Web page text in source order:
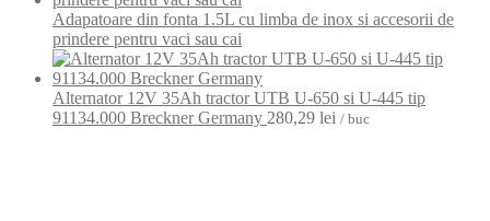
Adapatoare din fonta 1.5L cu limba de inox si accesorii de
prindere pentru vaci sau cai
Alternator 12V 35Ah tractor UTB U-650 si U-445 tip
91134.000 Breckner Germany 280,29 lei / buc